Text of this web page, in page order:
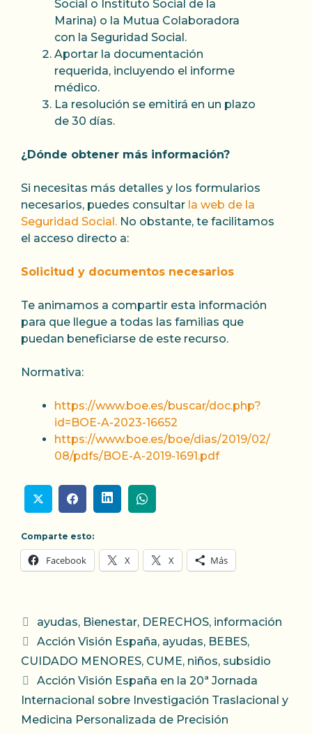
Social o Instituto Social de la
Marina) o la Mutua Colaboradora
con la Seguridad Social.
Aportar la documentación
requerida, incluyendo el informe
médico.
La resolución se emitirá en un plazo
de 30 días.
¿Dónde obtener más información?
Si necesitas más detalles y los formularios
necesarios, puedes consultar la web de la
Seguridad Social. No obstante, te facilitamos
el acceso directo a:
Solicitud y documentos necesarios
Te animamos a compartir esta información
para que llegue a todas las familias que
puedan beneficiarse de este recurso.
Normativa:
https://www.boe.es/buscar/doc.php?
id=BOE-A-2023-16652
https://www.boe.es/boe/dias/2019/02/
08/pdfs/BOE-A-2019-1691.pdf
Comparte esto:
Facebook X X Más
Categorías
ayudas, Bienestar, DERECHOS, información
Etiquetas
Acción Visión España, ayudas, BEBES,
CUIDADO MENORES, CUME, niños, subsidio
Acción Visión España en la 20ª Jornada
Internacional sobre Investigación Traslacional y
Medicina Personalizada de Precisión